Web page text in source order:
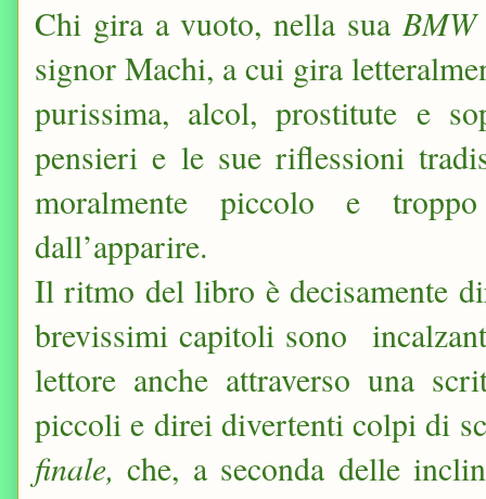
Chi gira a vuoto, nella sua
signor Machi, a cui gira
purissima, alcol, prostitute e
pensieri e le sue riflessioni
moralmente piccolo e
dall’apparire.
Il ritmo del libro è decisamente
brevissimi capitoli sono
lettore anche attraverso una
piccoli e direi divertenti colpi di
finale, che, a seconda delle